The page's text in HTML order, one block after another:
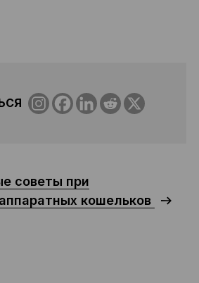
советы при
кошельков